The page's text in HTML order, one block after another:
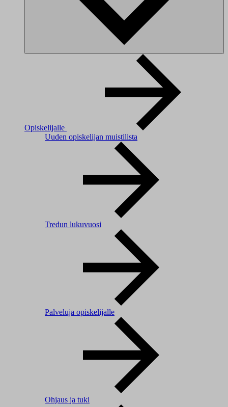
Opiskelijalle
Uuden opiskelijan muistilista
Tredun lukuvuosi
Palveluja opiskelijalle
Ohjaus ja tuki